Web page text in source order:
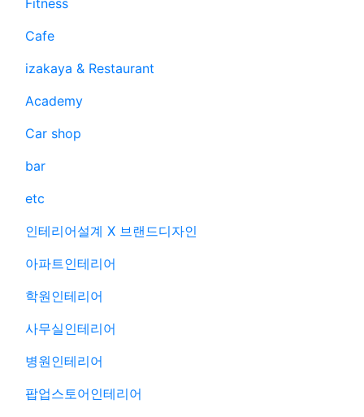
Fitness
Cafe
izakaya & Restaurant
Academy
Car shop
bar
etc
인테리어설계 X 브랜드디자인
아파트인테리어
학원인테리어
사무실인테리어
병원인테리어
팝업스토어인테리어